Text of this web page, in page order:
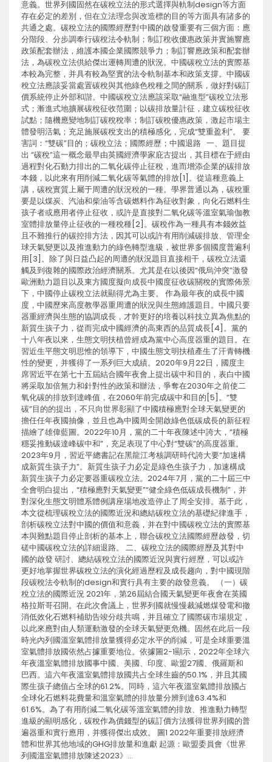
意義。世界列國固然在碳稅立法的形式選擇與軌制design等方面
存在必定的差別，但在立法理念與改造標的目的等方面具有諸多的
共通之處。碳稅立法的國際經歷對中國的啟發重要有三個方面：應
分階段、分步調奉行碳稅法令軌制；制訂稅收優惠政策并實施響應
政策配套辦法，維護本國企業國際競爭力；制訂響應政策和配套辦
法，為碳稅立法供給傑出運轉周遭的狀況。中國碳稅立法的實際基
本較為完整，并具有較為堅實的法令軌制基本和政策支撐。中國碳
稅立法應該妥當處置碳稅與其他綠色稅種之間的關系，做好對碳訂
價系統停止外部和諧。中國碳稅立法應該采取“融進型”碳稅立法形
式；漸進式地擴展碳稅征收范圍；以碳排放量計征，建立碳稅征收
試點；隨機應變地制訂碳稅稅率；制訂碳稅優惠政策，激起市場主
體發明活氣；充足施展碳稅支出的積極感化，完成“雙重盈利”。 要
害詞：“雙碳”目的；碳稅立法；國際經歷；中國退路 一、題目提
出 “碳稅”這一概念最早由英國經濟學家庇古提出，其目標在于經由
過程對化石動力排出的二氧化碳停止征稅，進而增添企業的碳排放
本錢，以此來有用削減二氧化碳等氣體的排放[1]。從這種意義上
講，碳稅實質上屬于周遭的狀況稅的一種。學界普通以為，碳稅重
要是以煤炭、汽油和柴油等含碳燃料作為征收對象，向化石燃料生
孩子者或應用者停止征收，或許是直接對二氧化碳等溫室氣瑜伽教
室體排放量停止征收的一種稅種[2]。碳稅作為一種具有本錢效益
且不難推行的碳控排方法，因其可以或許有用削減碳排放、管理全
球天氣變更以及推進動力的綠色轉型進級，被世界多個國度普遍利
用[3]。除了與日益凸起的周遭的狀況題目直接相干，碳稅立法還
觸及到復雜的國際政治經濟關系。尤其是在以後因“俄烏沖突”激發
歐洲動力題目以及東方國度擬向成長中國度征收碳關稅的實際佈景
下，中國停止碳稅立法就顯得尤為主要。 作為最年夜的成長中國
度，中國歷來高度教學器重周遭的狀況與生態維護題目。中國只要
器重經濟與生態的協調成長，才幹更好的培養以科技立異為焦點的
新質生孩子力，從而完成中國經濟的高東西的品質成長[4]。黨的
十八年夜以來，生態文明扶植曾經成為黨中心高度器重的題目。在
習近生平態文明思惟的領導下，中國生態文明扶植產生了汗青轉機
性的變更，并獲得了一系列巨大成績。2020年9月22日，國度主
席習近平在第七十五屆結合國年夜會上提出碳中和目的，表白中國
將采取加倍無力和針對性的政策和辦法，爭奪在2030年之前使二
氧化碳的排放到達峰值，在2060年前完成碳中和目的[5]。“雙
碳”目的的提出，不只向世界彰顯了中國積極應對全球天氣變更的
擔任任年夜國抽像，並且也為中國周全開啟綠色低碳成長的新征程
描繪了雄偉藍圖。2022年10月，黨的二十年夜陳述中誇大，“積極
穩妥推動碳達峰碳中和”，充足表現了中心對“雙碳”的高度器重。
2023年9月，習近平總書記在黑龍江考核調研時代誇大要“加速構
成新質生孩子力”。新質生孩子力必定是綠色生孩子力，加速構成
新質生孩子力必定要器重碳稅立法。2024年7月，黨的二十屆三中
全會明白提出，“積極應對天氣變更”“健全綠色低碳成長機制”，并
對深化生態文明體系體例講座場地改造停止了周全安排。基于此，
本文從梳理碳稅立法的國際近況和總結碳稅立法的基礎紀律進手，
剖析碳稅立法對中國的價值和意義，并在對中國碳稅立法的實際基
本與難點題目停止剖析的基本上，聯合碳稅立法國際經歷啟發，切
磋中國碳稅立法的詳細退路。 二、碳稅立法的國際經歷及其對中
國的啟發 研討、總結碳稅立法的國際近況與實行經歷，可以或許
更好地掌握世界碳稅立法的演化經過歷程及成長趨向，對中國現階
段碳稅法令軌制的design和實行具有主要的啟發意義。 （一）碳
稅立法的國際近況 2021年，第26屆結合國天氣變更年夜會在英國
格拉斯哥召開。在此次會議上，世界列國就慢慢裁減燃煤發電和撤
消低效化石燃料補助告竣分歧共鳴，并且確立了國際碳市場規定，
以此來應對由人類運動激發的全球天氣變更危機。固然在此后一段
時光內列國溫室氣體排放量獲得必定水平的削減，可是全球重要溫
室氣體排放國依然占據重要地位。依據圖2-1顯示，2022年全球六
年夜溫室氣體排放國事中國、美國、印度、歐盟27國、俄羅斯和
巴西。這六年夜溫室氣體排放國共占全球生齒的50.1%，并且其國
際生孩子總值占全球的61.2%。同時，這六年夜溫室氣體排放國占
全球化石燃料花費量和溫室氣體的排放量分辨到達63.4%和
61.6%。為了有用削減二氧化碳等溫室氣體的排放、推進動力轉型
進級的顯明感化，碳稅作為價錢型的碳訂價方法獲得世界列國的普
遍器重和實行應用，并獲得傑出成效。 圖1 2022年重要排放經濟
體和世界其他地域的GHG排放量和進獻 起源：歐盟委員會《世界
列國溫室氣體排放陳述2023》…